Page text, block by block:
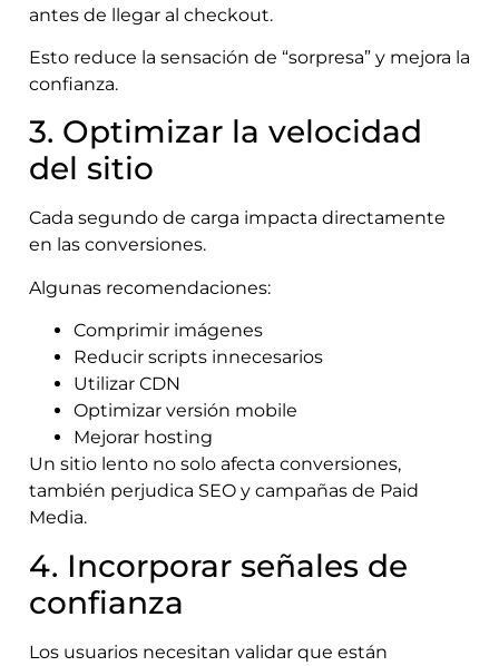
antes de llegar al checkout.
Esto reduce la sensación de “sorpresa” y mejora la
confianza.
3. Optimizar la velocidad
del sitio
Cada segundo de carga impacta directamente
en las conversiones.
Algunas recomendaciones:
Comprimir imágenes
Reducir scripts innecesarios
Utilizar CDN
Optimizar versión mobile
Mejorar hosting
Un sitio lento no solo afecta conversiones,
también perjudica SEO y campañas de Paid
Media.
4. Incorporar señales de
confianza
Los usuarios necesitan validar que están